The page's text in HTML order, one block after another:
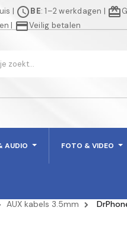
| scheduleBE: 1–2 werkdagen | redeem
| credit_cardVeilig betalen
AUDIO FOTO & VIDEO
AUX kabels 3.5mm